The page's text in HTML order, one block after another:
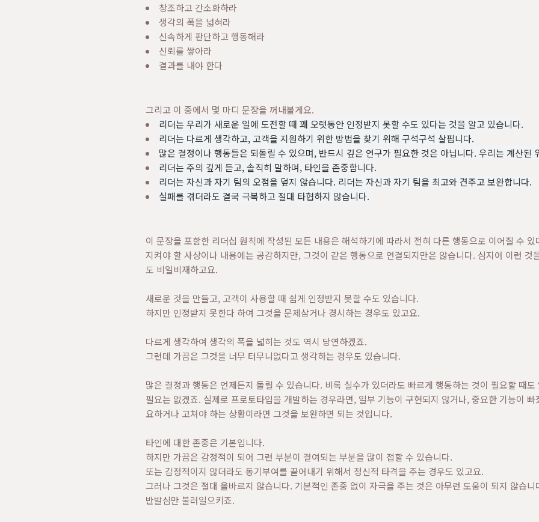
창조하고 간소화하라
생각의 폭을 넓혀라
신속하게 판단하고 행동해라
신뢰를 쌓아라
결과를 내야 한다
그리고 이 중에서 몇 마디 문장을 꺼내볼게요.
리더는 우리가 새로운 일에 도전할 때 꽤 오랫동안 인정받지 못할 수도 있다는 것을 알고 있습니다.
리더는 다르게 생각하고, 고객을 지원하기 위한 방법을 찾기 위해 구석구석 살핍니다.
많은 결정이나 행동들은 되돌릴 수 있으며, 반드시 깊은 연구가 필요한 것은 아닙니다. 우리는 계산된
리더는 주의 깊게 듣고, 솔직히 말하며, 타인을 존중합니다.
리더는 자신과 자기 팀의 오점을 덮지 않습니다. 리더는 자신과 자기 팀을 최고와 견주고 보완합니다.
실패를 겪더라도 결국 극복하고 절대 타협하지 않습니다.
이 문장을 포함한 리더십 원칙에 작성된 모든 내용은 해석하기에 따라서 전혀 다른 행동으로 이어질 수 있
지켜야 할 사상이나 내용에는 공감하지만, 그것이 같은 행동으로 연결되지만은 않습니다. 심지어 이런 것
도 비일비재하고요.
새로운 것을 만들고, 고객이 사용할 때 쉽게 인정받지 못할 수도 있습니다.
하지만 인정받지 못한다 하여 그것을 문제삼거나 경시하는 경우도 있고요.
다르게 생각하여 생각의 폭을 넓히는 것도 역시 당연하겠죠.
그런데 가끔은 그것을 너무 터무니없다고 생각하는 경우도 있습니다.
많은 결정과 행동은 언제든지 돌릴 수 있습니다. 비록 실수가 있더라도 빠르게 행동하는 것이 필요할 때
필요는 없겠죠. 실제로 프로토타입을 개발하는 경우라면, 일부 기능이 구현되지 않거나, 중요한 기능이
요하거나 고쳐야 하는 상황이라면 그것을 보완하면 되는 것입니다.
타인에 대한 존중은 기본입니다.
하지만 가끔은 감정적이 되어 그런 부분이 결여되는 부분을 많이 접할 수 있습니다.
또는 감정적이지 않더라도 동기부여를 끌어내기 위해서 정신적 타격을 주는 경우도 있고요.
그러나 그것은 절대 올바르지 않습니다. 기본적인 존중 없이 자극을 주는 것은 아무런 도움이 되지 않습니
반발심만 불러일으키죠.